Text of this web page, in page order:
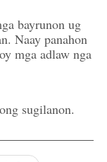
bayrunon ug
Naay panahon
mga adlaw nga
sugilanon.